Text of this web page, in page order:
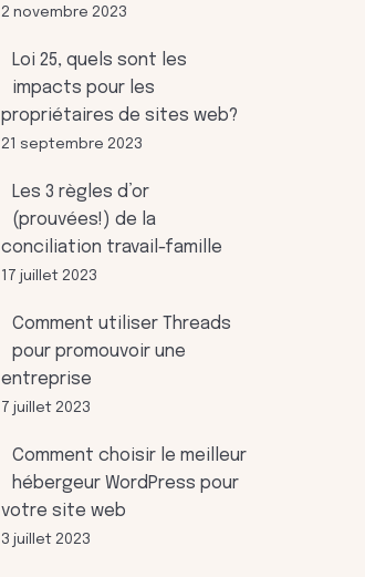
2 novembre 2023
Loi 25, quels sont les
impacts pour les
propriétaires de sites web?
21 septembre 2023
Les 3 règles d’or
(prouvées!) de la
conciliation travail-famille
17 juillet 2023
Comment utiliser Threads
pour promouvoir une
entreprise
7 juillet 2023
Comment choisir le meilleur
hébergeur WordPress pour
votre site web
3 juillet 2023